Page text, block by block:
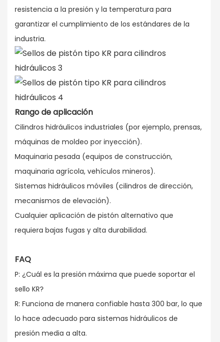
resistencia a la presión y la temperatura para
garantizar el cumplimiento de los estándares de la
industria.
Rango de aplicación
Cilindros hidráulicos industriales (por ejemplo, prensas,
máquinas de moldeo por inyección).
Maquinaria pesada (equipos de construcción,
maquinaria agrícola, vehículos mineros).
Sistemas hidráulicos móviles (cilindros de dirección,
mecanismos de elevación).
Cualquier aplicación de pistón alternativo que
requiera bajas fugas y alta durabilidad.
FAQ
P: ¿Cuál es la presión máxima que puede soportar el
sello KR?
R: Funciona de manera confiable hasta 300 bar, lo que
lo hace adecuado para sistemas hidráulicos de
presión media a alta.